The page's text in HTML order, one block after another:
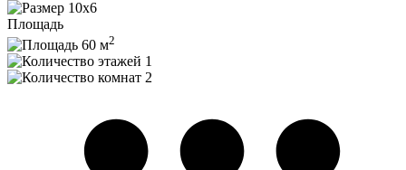
10х6
Площадь
60 м2
1
2